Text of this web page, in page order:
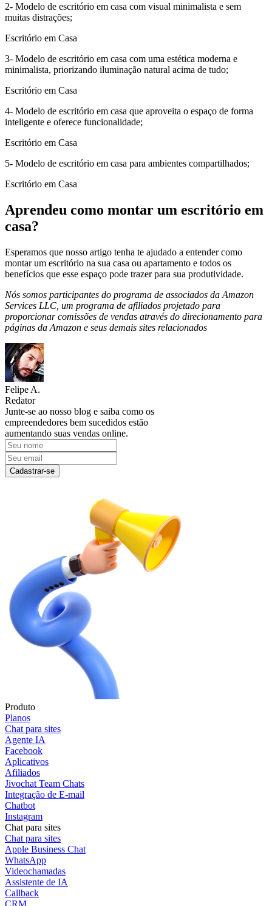
2- Modelo de escritório em casa com visual minimalista e sem
muitas distrações;
Escritório em Casa
3- Modelo de escritório em casa com uma estética moderna e
minimalista, priorizando iluminação natural acima de tudo;
Escritório em Casa
4- Modelo de escritório em casa que aproveita o espaço de forma
inteligente e oferece funcionalidade;
Escritório em Casa
5- Modelo de escritório em casa para ambientes compartilhados;
Escritório em Casa
Aprendeu como montar um escritório em
casa?
Esperamos que nosso artigo tenha te ajudado a entender como
montar um escritório na sua casa ou apartamento e todos os
benefícios que esse espaço pode trazer para sua produtividade.
Nós somos participantes do programa de associados da Amazon
Services LLC, um programa de afiliados projetado para
proporcionar comissões de vendas através do direcionamento para
páginas da Amazon e seus demais sites relacionados
Felipe A.
Redator
Junte-se ao nosso blog e saiba como os
empreendedores bem sucedidos estão
aumentando suas vendas online.
Cadastrar-se
Produto
Planos
Chat para sites
Agente IA
Facebook
Aplicativos
Afiliados
Jivochat Team Chats
Integração de E-mail
Chatbot
Instagram
Chat para sites
Chat para sites
Apple Business Chat
WhatsApp
Videochamadas
Assistente de IA
Callback
CRM